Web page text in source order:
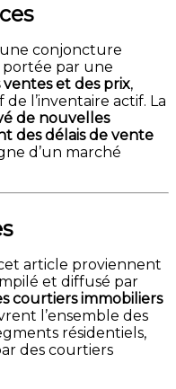
conjoncture
portée par une
et des prix,
l’inventaire actif. La
de nouvelles
des délais de vente
d’un marché
article proviennent
et diffusé par
courtiers immobiliers
l’ensemble des
résidentiels,
des courtiers